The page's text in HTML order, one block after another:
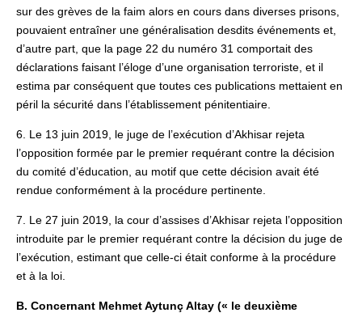
sur des grèves de la faim alors en cours dans diverses prisons,
pouvaient entraîner une généralisation desdits événements et,
d’autre part, que la page 22 du numéro 31 comportait des
déclarations faisant l’éloge d’une organisation terroriste, et il
estima par conséquent que toutes ces publications mettaient en
péril la sécurité dans l’établissement pénitentiaire.
6. Le 13 juin 2019, le juge de l’exécution d’Akhisar rejeta
l’opposition formée par le premier requérant contre la décision
du comité d’éducation, au motif que cette décision avait été
rendue conformément à la procédure pertinente.
7. Le 27 juin 2019, la cour d’assises d’Akhisar rejeta l’opposition
introduite par le premier requérant contre la décision du juge de
l’exécution, estimant que celle-ci était conforme à la procédure
et à la loi.
B. Concernant Mehmet Aytunç Altay (« le deuxième